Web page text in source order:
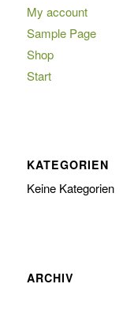
My account
Sample Page
Shop
Start
KATEGORIEN
Keine Kategorien
ARCHIV